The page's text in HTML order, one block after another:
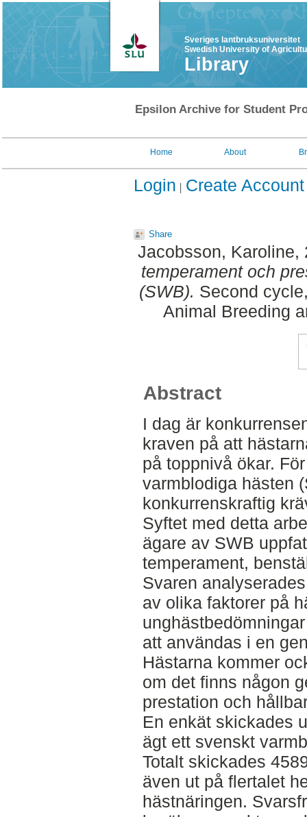
Sveriges lantbruksuniversitet
Swedish University of
Library
Epsilon Archive for Student
Home About
Login Create Account
Share
Jacobsson, Karoline,
temperament och
(SWB). Second
Animal Breeding
Abstract
I dag är
kraven på att
på toppnivå ökar.
varmblodiga hästen
konkurrenskraftig
Syftet med detta
ägare av SWB
temperament,
Svaren
av olika faktorer på
att användas i en
Hästarna kommer
om det finns någon
prestation och
En enkät skickades
ägt ett svenskt
Totalt skickades
även ut på flertalet
hästnäringen.